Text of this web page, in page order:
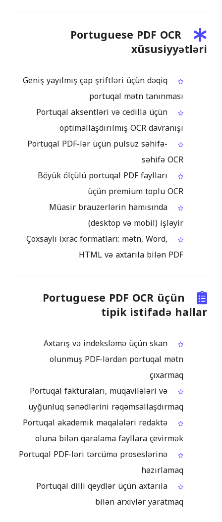
Portuguese PDF OCR
xüsusiyyətləri
Geniş yayılmış çap şriftləri üçün dəqiq
portuqal mətn tanınması
Portuqal aksentləri və cedilla üçün
optimallaşdırılmış OCR davranışı
Portuqal PDF-lər üçün pulsuz səhifə-
səhifə OCR
Böyük ölçülü portuqal PDF faylları
üçün premium toplu OCR
Müasir brauzerlərin hamısında
(desktop və mobil) işləyir
Çoxsaylı ixrac formatları: mətn, Word,
HTML və axtarıla bilən PDF
Portuguese PDF OCR üçün
tipik istifadə hallar
Axtarış və indeksləmə üçün skan
olunmuş PDF-lərdən portuqal mətn
çıxarmaq
Portuqal fakturaları, müqavilələri və
uyğunluq sənədlərini rəqəmsallaşdırmaq
Portuqal akademik məqalələri redaktə
oluna bilən qaralama fayllara çevirmək
Portuqal PDF-ləri tərcümə proseslərinə
hazırlamaq
Portuqal dilli qeydlər üçün axtarıla
bilən arxivlər yaratmaq